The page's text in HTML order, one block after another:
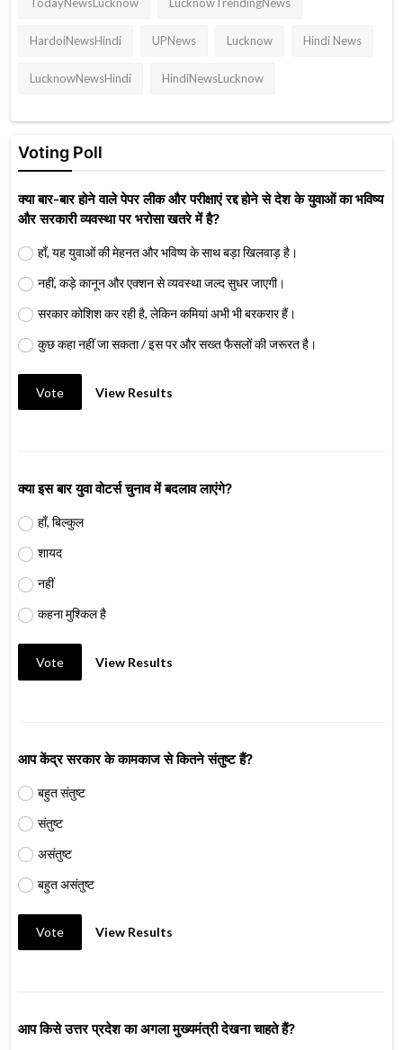
HardoiNewsHindi UPNews Lucknow Hindi News
LucknowNewsHindi HindiNewsLucknow
Voting Poll
क्या बार-बार होने वाले पेपर लीक और परीक्षाएं रद्द होने से देश के युवाओं का भविष्य
और सरकारी व्यवस्था पर भरोसा खतरे में है?
हाँ, यह युवाओं की मेहनत और भविष्य के साथ बड़ा खिलवाड़ है।
नहीं, कड़े कानून और एक्शन से व्यवस्था जल्द सुधर जाएगी।
सरकार कोशिश कर रही है, लेकिन कमियां अभी भी बरकरार हैं।
कुछ कहा नहीं जा सकता / इस पर और सख्त फैसलों की जरूरत है।
Vote View Results
क्या इस बार युवा वोटर्स चुनाव में बदलाव लाएंगे?
हाँ, बिल्कुल
शायद
नहीं
कहना मुश्किल है
Vote View Results
आप केंद्र सरकार के कामकाज से कितने संतुष्ट हैं?
बहुत संतुष्ट
संतुष्ट
असंतुष्ट
बहुत असंतुष्ट
Vote View Results
आप किसे उत्तर प्रदेश का अगला मुख्यमंत्री देखना चाहते हैं?